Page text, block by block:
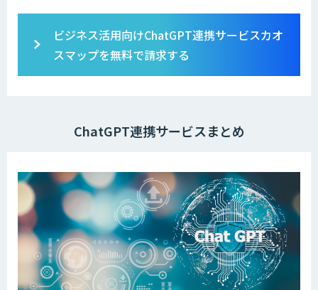
ビジネス活用向けChatGPT連携サービスカオ
スマップを無料で請求する
ChatGPT連携サービスまとめ